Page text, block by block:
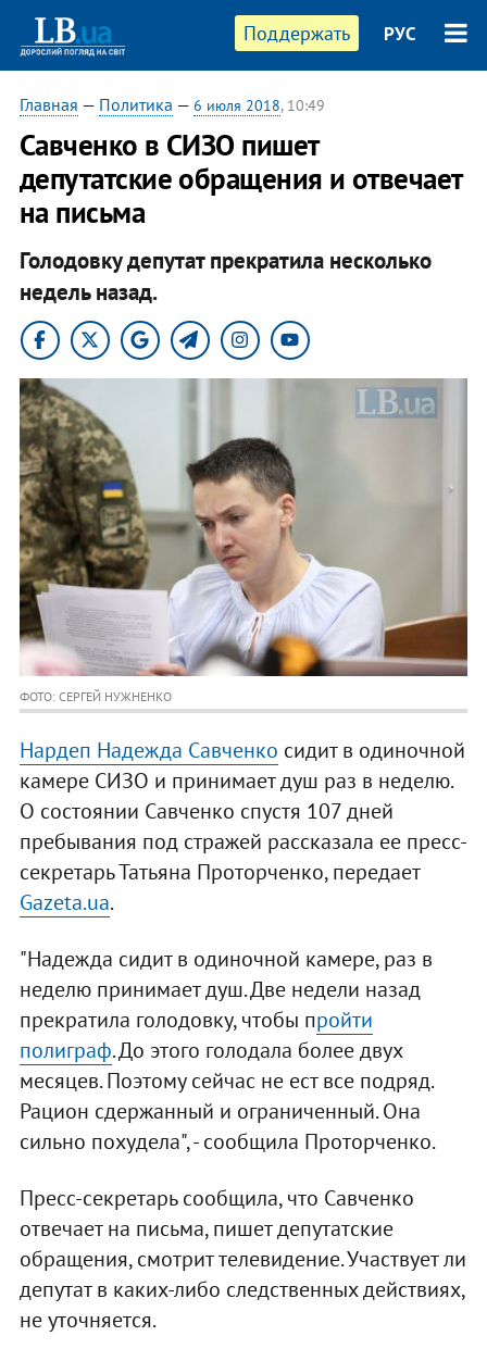
Поддержать РУС
Главная — Политика — 6 июля 2018, 10:49
Савченко в СИЗО пишет
депутатские обращения и отвечает
на письма
Голодовку депутат прекратила несколько
недель назад.
ФОТО: СЕРГЕЙ НУЖНЕНКО
Нардеп Надежда Савченко сидит в одиночной
камере СИЗО и принимает душ раз в неделю.
О состоянии Савченко спустя 107 дней
пребывания под стражей рассказала ее пресс-
секретарь Татьяна Проторченко, передает
Gazeta.ua.
"Надежда сидит в одиночной камере, раз в
неделю принимает душ. Две недели назад
прекратила голодовку, чтобы пройти
полиграф. До этого голодала более двух
месяцев. Поэтому сейчас не ест все подряд.
Рацион сдержанный и ограниченный. Она
сильно похудела", - сообщила Проторченко.
Пресс-секретарь сообщила, что Савченко
отвечает на письма, пишет депутатские
обращения, смотрит телевидение. Участвует ли
депутат в каких-либо следственных действиях,
не уточняется.